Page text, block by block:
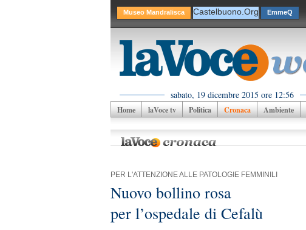
Museo Mandralisca Castelbuono.Org EmmeQ
sabato, 19 dicembre 2015 ore 12:56
Home laVoce tv Politica Cronaca Ambiente
PER L'ATTENZIONE ALLE PATOLOGIE FEMMINILI
Nuovo bollino rosa
per l’ospedale di Cefalù